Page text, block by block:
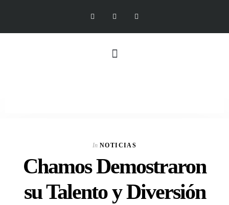
In NOTICIAS
Chamos Demostraron
su Talento y Diversión